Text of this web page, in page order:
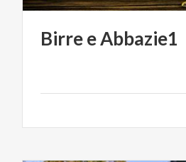
BirreeAbbazie1